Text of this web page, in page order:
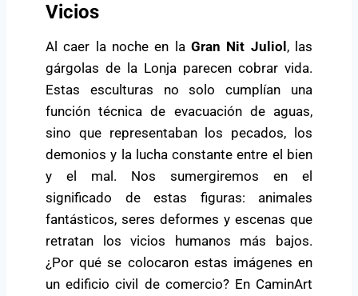
Vicios
Al caer la noche en la Gran Nit Juliol , las
gárgolas de la Lonja parecen cobrar vida.
Estas esculturas no solo cumplían una
función técnica de evacuación de aguas,
sino que representaban los pecados, los
demonios y la lucha constante entre el bien
y el mal. Nos sumergiremos en el
significado de estas figuras: animales
fantásticos, seres deformes y escenas que
retratan los vicios humanos más bajos.
¿Por qué se colocaron estas imágenes en
un edificio civil de comercio? En CaminArt